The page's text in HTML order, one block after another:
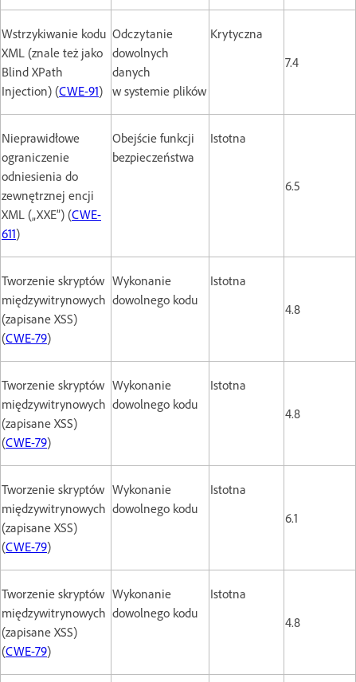
Wstrzykiwanie kodu
XML (znale też jako
Blind XPath
Injection) (CWE-91)
Odczytanie
dowolnych
danych
w systemie plików
Krytyczna
7.4
Nieprawidłowe
ograniczenie
odniesienia do
zewnętrznej encji
XML („XXE”) (CWE-
611)
Obejście funkcji
bezpieczeństwa
Istotna
6.5
Tworzenie skryptów
międzywitrynowych
(zapisane XSS)
(CWE-79)
Wykonanie
dowolnego kodu
Istotna
4.8
Tworzenie skryptów
międzywitrynowych
(zapisane XSS)
(CWE-79)
Wykonanie
dowolnego kodu
Istotna
4.8
Tworzenie skryptów
międzywitrynowych
(zapisane XSS)
(CWE-79)
Wykonanie
dowolnego kodu
Istotna
6.1
Tworzenie skryptów
międzywitrynowych
(zapisane XSS)
(CWE-79)
Wykonanie
dowolnego kodu
Istotna
4.8